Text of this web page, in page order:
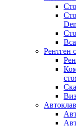
Рентген